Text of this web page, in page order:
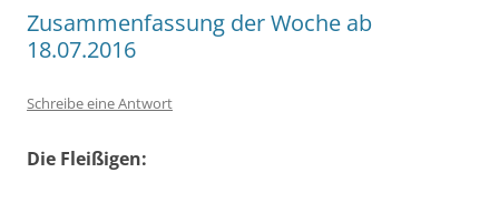
Zusammenfassung der Woche ab
18.07.2016
Schreibe eine Antwort
Die Fleißigen: